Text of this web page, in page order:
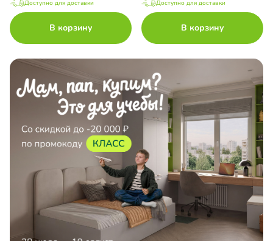
Доступно для доставки
В корзину
Доступно для доставки
В корзину